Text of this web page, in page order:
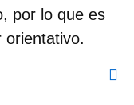
por lo que es
orientativo.